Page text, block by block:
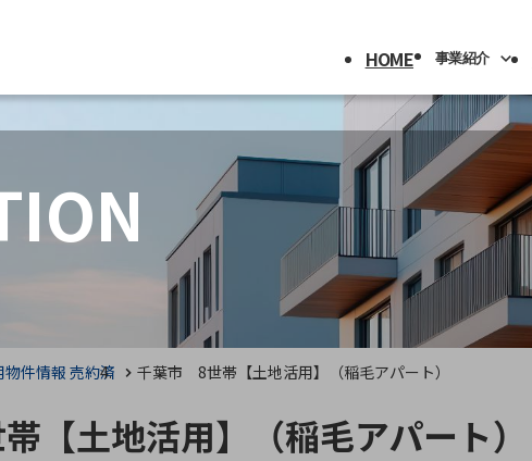
HOME 事業紹介
事業内容
不動産事業
建設事業
物件情報 売約済 千葉市 8世帯【土地活用】（稲毛アパート）
【土地活用】（稲毛アパート）